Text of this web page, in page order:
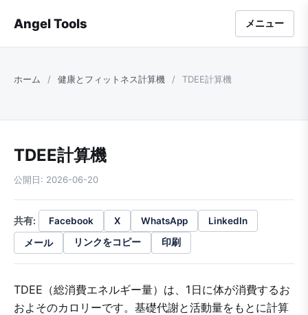
Angel Tools メニュー
ホーム / 健康とフィットネス計算機 / TDEE計算機
TDEE計算機
公開日: 2026-06-20
共有: Facebook X WhatsApp
LinkedIn
メール
リンクをコピー 印刷
TDEE（総消費エネルギー量）は、1日に体が消費するお
およそのカロリーです。基礎代謝と活動量をもとに計算